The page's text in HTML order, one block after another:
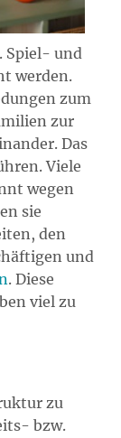
Spiel- und
werden.
zum
zur
Das
Viele
wegen
sie
den
und
. Diese
viel zu
zu
bzw.